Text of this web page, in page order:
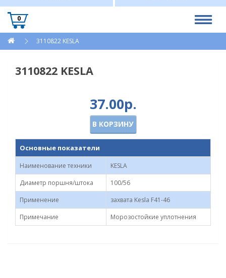
0
3110822 KESLA
3110822 KESLA
37.00р.
В КОРЗИНУ
Основные показатели
Наименование техники
KESLA
Диаметр поршня/штока
100/56
Применение
захвата Kesla F41-46
Примечание
Морозостойкие уплотнения